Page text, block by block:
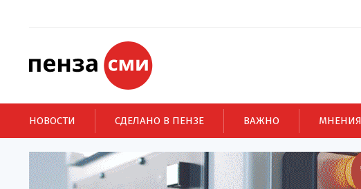
НОВОСТИ СДЕЛАНО В ПЕНЗЕ ВАЖНО МНЕНИЯ